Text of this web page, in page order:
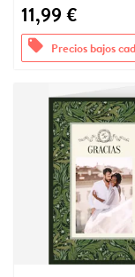
11,99 €
offers Precios bajos